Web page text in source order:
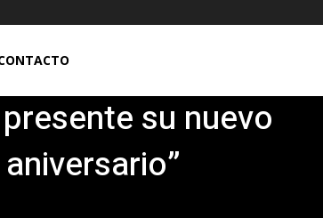
su nuevo